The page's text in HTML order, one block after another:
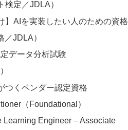
定／JDLA）
】AIを実装したい人のための資格
JDLA）
データ分析試験
つくベンダー認定資格
（Foundational）
Learning Engineer – Associate